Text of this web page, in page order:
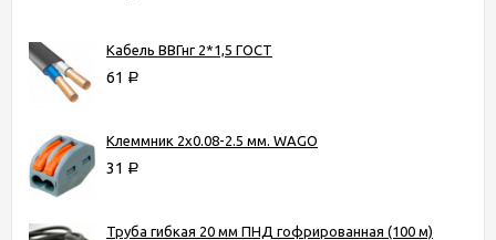
Кабель ВВГнг 2*1,5 ГОСТ
61 Р
Клеммник 2х0.08-2.5 мм. WAGO
31 Р
Труба гибкая 20 мм ПНД гофрированная (100 м)